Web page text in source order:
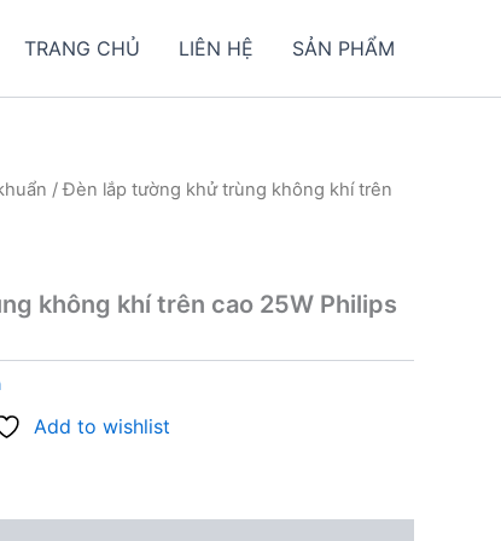
TRANG CHỦ LIÊN HỆ SẢN PHẨM
/ Đèn lắp tường khử trùng không khí trên
không khí trên cao 25W Philips
Add to wishlist